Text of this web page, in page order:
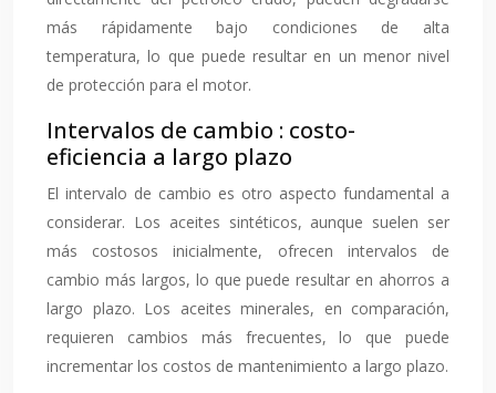
más rápidamente bajo condiciones de alta
temperatura, lo que puede resultar en un menor nivel
de protección para el motor.
Intervalos de cambio : costo-
eficiencia a largo plazo
El intervalo de cambio es otro aspecto fundamental a
considerar. Los aceites sintéticos, aunque suelen ser
más costosos inicialmente, ofrecen intervalos de
cambio más largos, lo que puede resultar en ahorros a
largo plazo. Los aceites minerales, en comparación,
requieren cambios más frecuentes, lo que puede
incrementar los costos de mantenimiento a largo plazo.